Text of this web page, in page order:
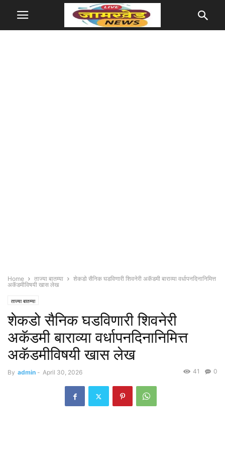
Home ताज्या बातम्या
शेकडो सैनिक घडविणारी शिवनेरी अकॅडमी बाराव्या वर्धापनदिनानिमित्त
अकॅडमीविषयी खास लेख
ताज्या बातम्या
शेकडो सैनिक घडविणारी शिवनेरी
अकॅडमी बाराव्या वर्धापनदिनानिमित्त
अकॅडमीविषयी खास लेख
By admin - April 30, 2026 0
41